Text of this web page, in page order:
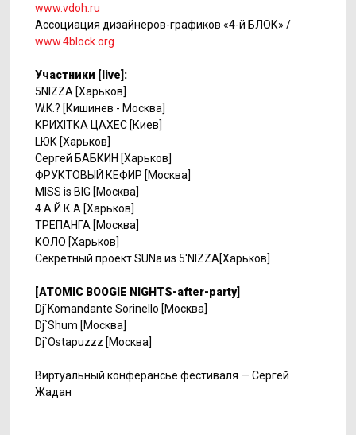
www.vdoh.ru
Ассоциация дизайнеров-графиков «4-й БЛОК» /
www.4block.org
Участники [ live] :
5NIZZA [Харьков]
W.K.? [Кишинев - Москва]
КРИХІТКА ЦАХЕС [Киев]
LЮК [Харьков]
Сергей БАБКИН [Харьков]
ФРУКТОВЫЙ КЕФИР [Москва]
MISS is BIG [Москва]
4.А.Й.К.А [Харьков]
ТРЕПАНГА [Москва]
КОЛО [Харьков]
Секретный проектSUNa из 5'NIZZA[Харьков]
[ATOMIC BOOGIE NIGHTS-after-party]
Dj`Komandante Sorinello [Москва]
Dj`Shum [Москва]
Dj`Ostapuzzz [Москва]
Виртуальный конферансье фестиваля — Сергей
Жадан